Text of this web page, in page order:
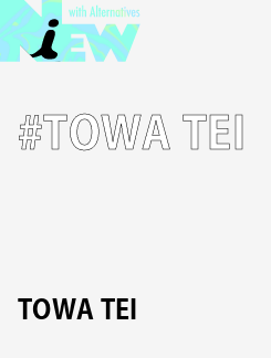
#TOWA TEI
TOWA TEI